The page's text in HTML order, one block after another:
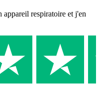
appareil respiratoire et j'en